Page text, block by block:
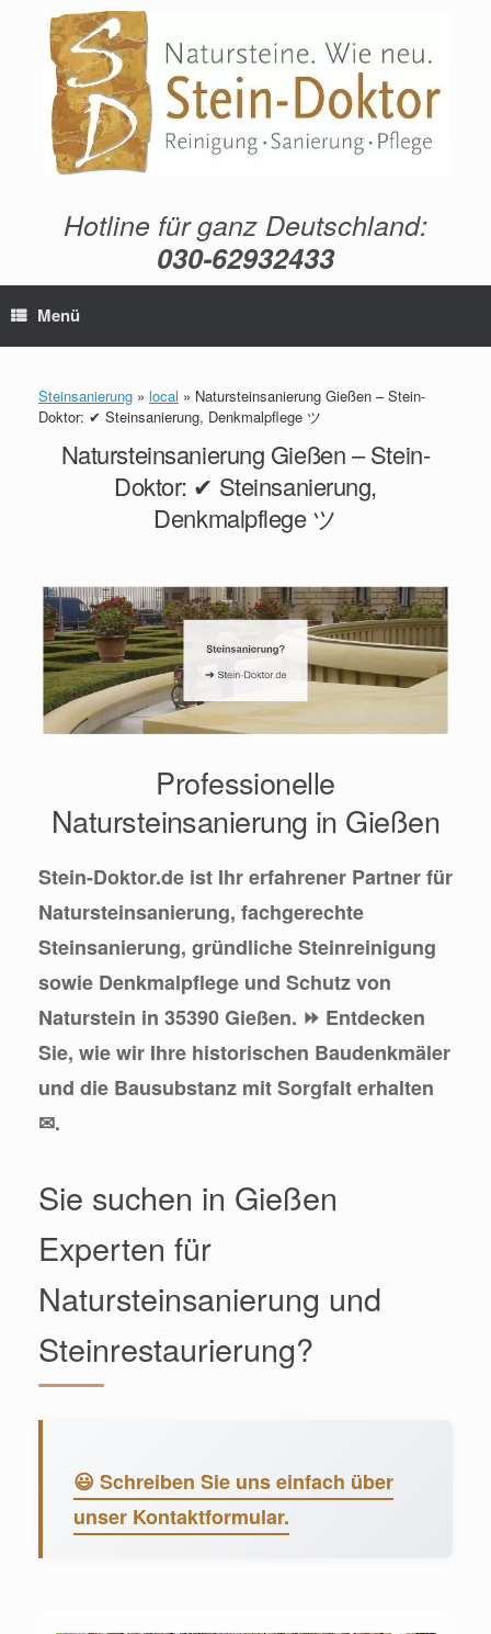
springen
Hotline für ganz Deutschland:
030-62932433
Menü
Steinsanierung » local » Natursteinsanierung Gießen – Stein-
Doktor: ✔ Steinsanierung, Denkmalpflege ツ
Natursteinsanierung Gießen – Stein-
Doktor: ✔ Steinsanierung,
Denkmalpflege ツ
Professionelle
Natursteinsanierung in Gießen
Stein-Doktor.de ist Ihr erfahrener Partner für
Natursteinsanierung, fachgerechte
Steinsanierung, gründliche Steinreinigung
sowie Denkmalpflege und Schutz von
Naturstein in 35390 Gießen. ⏩ Entdecken
Sie, wie wir Ihre historischen Baudenkmäler
und die Bausubstanz mit Sorgfalt erhalten
✉.
Sie suchen in Gießen
Experten für
Natursteinsanierung und
Steinrestaurierung?
😃 Schreiben Sie uns einfach über
unser Kontaktformular.